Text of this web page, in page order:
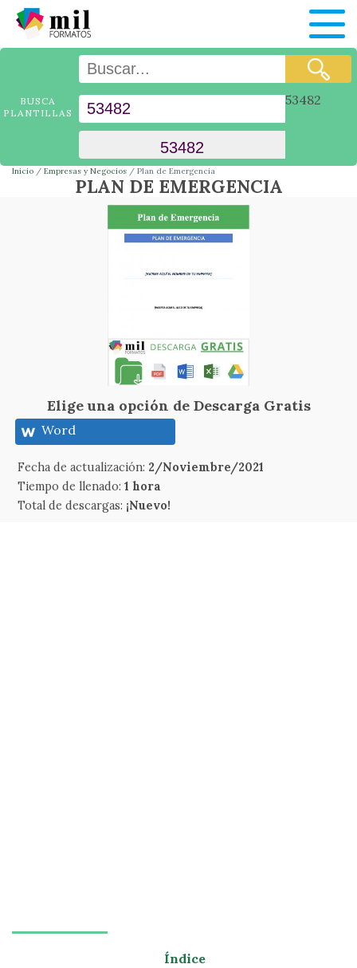
BUSCA
PLANTILLAS
53482
Inicio Empresas y Negocios Plan de Emergencia
PLAN DE EMERGENCIA
Elige una opción de Descarga Gratis
Word
Fecha de actualización: 2/Noviembre/2021
Tiempo de llenado:1 hora
Total de descargas: ¡Nuevo!
Índice